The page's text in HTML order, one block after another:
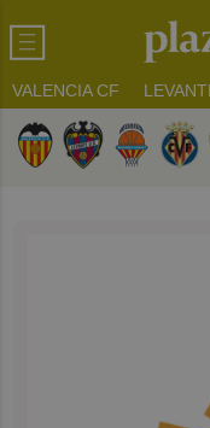
VALENCIA CF